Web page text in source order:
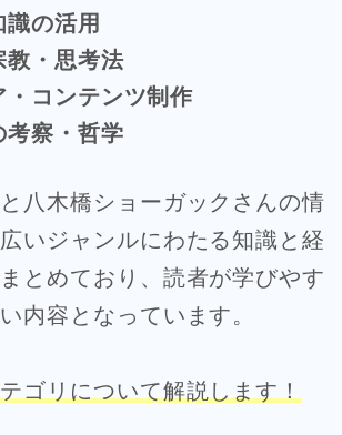
識の活用
教・思考法
・コンテンツ制作
考察・哲学
八木橋ショーガックさんの情
いジャンルにわたる知識と経
とめており、読者が学びやす
内容となっています。
ゴリについて解説します！